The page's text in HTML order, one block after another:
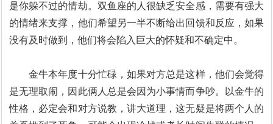
是你躲不过的情劫。双鱼座的人很缺乏安全感，需要有强大
的情绪来支撑，他们希望另一半不断给出回馈和反应，如果
没有及时做到，他们将会陷入巨大的怀疑和不确定中。
金牛本年度十分忙碌，如果对方总是这样，他们会觉得
是无理取闹，因此俩人总是会因为小事情而争吵。以金牛的
性格，必定会和对方说教，讲大道理，这无疑是将两个人的